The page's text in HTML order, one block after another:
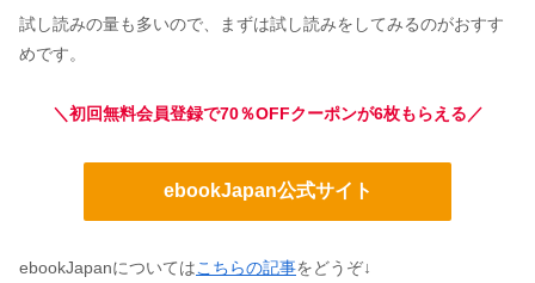
試し読みの量も多いので、まずは試し読みをしてみるのがおすす
めです。
＼初回無料会員登録で70％OFFクーポンが6枚もらえる／
ebookJapan公式サイト
ebookJapanについてはこちらの記事をどうぞ↓